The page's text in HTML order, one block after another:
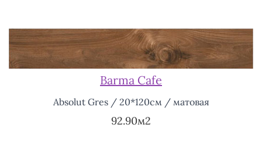
Barma Cafe
Absolut Gres / 20*120см / матовая
92.90м2